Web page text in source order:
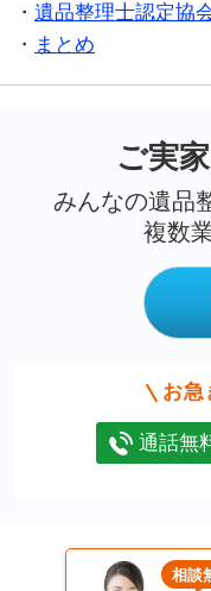
遺品整理士認定協
まとめ
ご実
みんなの遺品
複数
お急
通話無
相談